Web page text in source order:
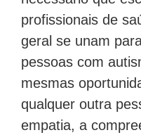
profissionais de
geral se unam
pessoas com
mesmas
qualquer outra
empatia, a